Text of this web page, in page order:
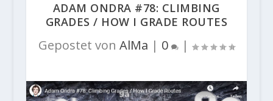
ADAM ONDRA #78: CLIMBING
GRADES / HOW I GRADE ROUTES
Gepostet von AlMa | 0 |